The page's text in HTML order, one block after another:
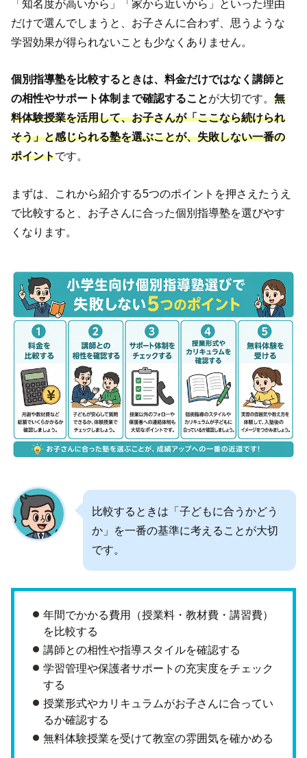
「知名度が高いから」「家から近いから」といった理由
だけで選んでしまうと、お子さんに合わず、思うような
学習効果が得られないことも少なくありません。
個別指導塾を比較するときは、料金だけではなく講師と
の相性やサポート体制まで確認することが大切です。無
料体験授業を活用して、お子さんが「ここなら続けられ
そう」と感じられる塾を選ぶことが、失敗しない一番の
ポイントです。
まずは、これから紹介する5つのポイントを押さえたうえ
で比較すると、お子さんに合った個別指導塾を選びやす
くなります。
比較するときは「子どもに合うかどう
か」を一番の基準に考えることが大切
です。
年間でかかる費用（授業料・教材費・講習費）
を比較する
講師との相性や指導スタイルを確認する
学習管理や保護者サポートの充実度をチェック
する
授業形式やカリキュラムがお子さんに合ってい
るか確認する
無料体験授業を受けて教室の雰囲気を確かめる